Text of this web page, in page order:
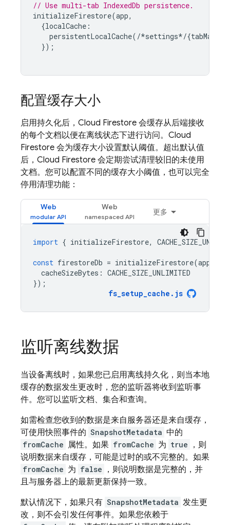
// Use multi-tab IndexedDb persistence.
initializeFirestore(app,
{localCache :
persistentLocalCache( /*settings*/{
});
配置缓存大小
启用持久化后， Cloud Firestore 会缓存从后端接收
的每个文档以便在离线状态下进行访问。 Cloud
Firestore 会为缓存大小设置默认阈值。超出默认值
后， Cloud Firestore 会定期尝试清理较旧的未使用
文档。您可以配置不同的缓存大小阈值，也可以完全
停用清理功能：
Web Web
更多
import { initializeFirestore,
const firestoreDb = initializeFirestore(app
cacheSizeBytes : CACHE_SIZE_UNLIMITED
});
fs_setup_cache . js
监听离线数据
当设备离线时，如果您已启用离线持久化，则当本地
缓存的数据发生更改时，您的监听器将收到监听事
件。您可以监听文档、集合和查询。
如需检查您收到的数据是来自服务器还是来自缓存，
可使用快照事件的 SnapshotMetadata 中的
fromCache 属性。如果 fromCache 为 true
，则
说明数据来自缓存，可能是过时的或不完整的。如果
fromCache 为 false
，则说明数据是完整的，并
且与服务器上的最新更新保持一致。
默认情况下，如果只有 SnapshotMetadata 发生更
改，则不会引发任何事件。如果您依赖于